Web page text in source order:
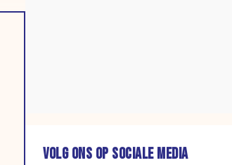
VOLG ONS OP SOCIALE MEDIA